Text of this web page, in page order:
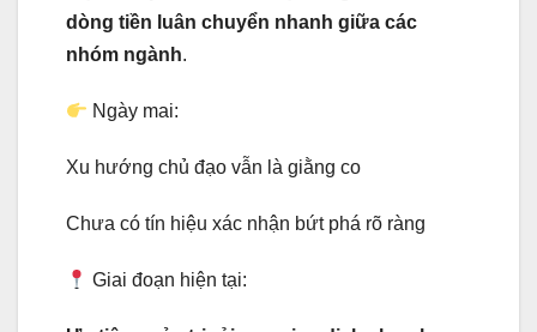
dòng tiền luân chuyển nhanh giữa các
nhóm ngành.
Ngày mai:
Xu hướng chủ đạo vẫn là giằng co
Chưa có tín hiệu xác nhận bứt phá rõ ràng
Giai đoạn hiện tại: